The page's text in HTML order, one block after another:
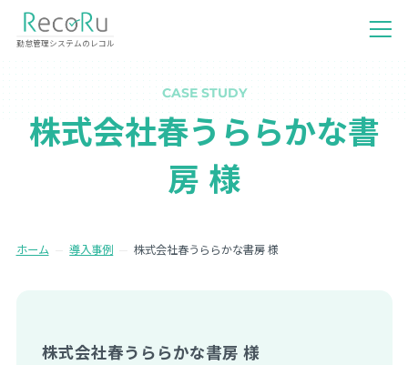
勤怠管理システムのレコル
CASE STUDY
株式会社春うららかな書
房 様
ホーム 導入事例 株式会社春うららかな書房 様
株式会社春うららかな書房 様